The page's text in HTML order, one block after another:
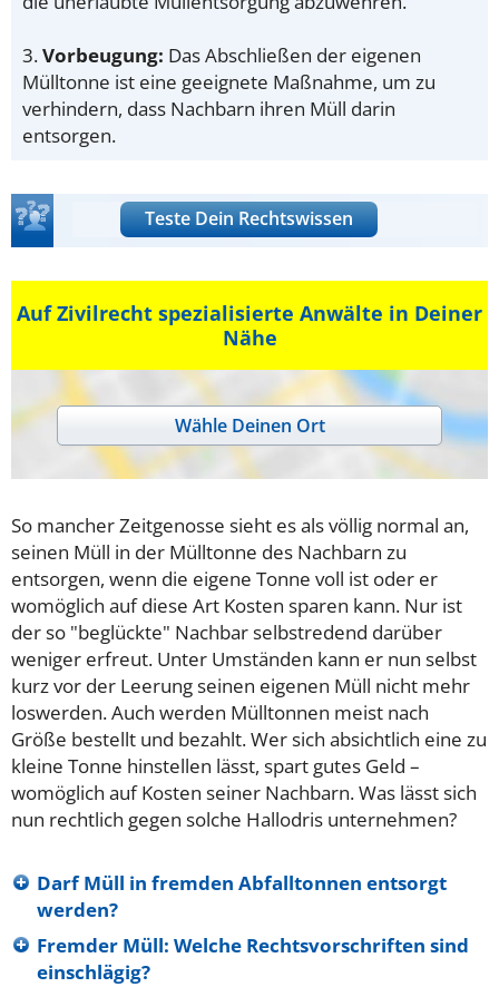
3.Vorbeugung: Das Abschließen der eigenen
Mülltonne ist eine geeignete Maßnahme, um zu
verhindern, dass Nachbarn ihren Müll darin
entsorgen.
Teste Dein Rechtswissen
Auf Zivilrecht spezialisierte Anwälte in Deiner
Nähe
Wähle Deinen Ort
So mancher Zeitgenosse sieht es als völlig normal an,
seinen Müll in der Mülltonne des Nachbarn zu
entsorgen, wenn die eigene Tonne voll ist oder er
womöglich auf diese Art Kosten sparen kann. Nur ist
der so "beglückte" Nachbar selbstredend darüber
weniger erfreut. Unter Umständen kann er nun selbst
kurz vor der Leerung seinen eigenen Müll nicht mehr
loswerden. Auch werden Mülltonnen meist nach
Größe bestellt und bezahlt. Wer sich absichtlich eine zu
kleine Tonne hinstellen lässt, spart gutes Geld –
womöglich auf Kosten seiner Nachbarn. Was lässt sich
nun rechtlich gegen solche Hallodris unternehmen?
Darf Müll in fremden Abfalltonnen entsorgt
werden?
Fremder Müll: Welche Rechtsvorschriften sind
einschlägig?